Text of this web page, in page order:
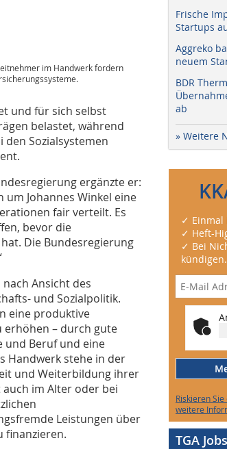
im Handwerk fordern
und für sich selbst
belastet, während
Sozialsystemen
ergänzte er:
Johannes Winkel eine
fair verteilt. Es
bevor die
Die Bundesregierung
Ansicht des
und Sozialpolitik.
eine produktive
erhöhen – durch gute
und Beruf und eine
Handwerk stehe in der
und Weiterbildung ihrer
im Alter oder bei
Leistungen über
finanzieren.
Frische
Startups
Aggreko
neuem
BDR
ab
» Weitere
✓ Einmal
✓ Heft-
✓ Bei
kündigen.
Riskieren
weitere
TGA Jobs